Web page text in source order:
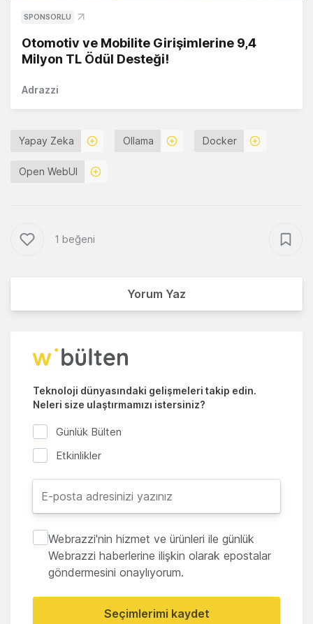
SPONSORLU
Otomotiv ve Mobilite Girişimlerine 9,4
Milyon TL Ödül Desteği!
Adrazzi
Yapay Zeka Ollama Docker
Open WebUI
1 beğeni
Yorum Yaz
Teknoloji dünyasındaki gelişmeleri takip edin.
Neleri size ulaştırmamızı istersiniz?
Günlük Bülten
Etkinlikler
Webrazzi'nin hizmet ve ürünleri ile günlük
Webrazzi haberlerine ilişkin olarak epostalar
göndermesini onaylıyorum.
Seçimlerimi kaydet